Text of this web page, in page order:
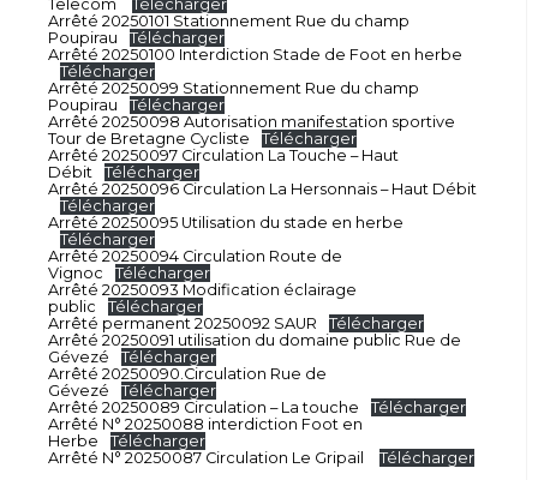
Telecom
Télécharger
Arrêté 20250101 Stationnement Rue du champ
Poupirau
Télécharger
Arrêté 20250100 Interdiction Stade de Foot en herbe
Télécharger
Arrêté 20250099 Stationnement Rue du champ
Poupirau
Télécharger
Arrêté 20250098 Autorisation manifestation sportive
Tour de Bretagne Cycliste
Télécharger
Arrêté 20250097 Circulation La Touche – Haut
Débit
Télécharger
Arrêté 20250096 Circulation La Hersonnais – Haut Débit
Télécharger
Arrêté 20250095 Utilisation du stade en herbe
Télécharger
Arrêté 20250094 Circulation Route de
Vignoc
Télécharger
Arrêté 20250093 Modification éclairage
public
Télécharger
Arrêté permanent 20250092 SAUR
Télécharger
Arrêté 20250091 utilisation du domaine public Rue de
Gévezé
Télécharger
Arrêté 20250090.Circulation Rue de
Gévezé
Télécharger
Arrêté 20250089 Circulation – La touche
Télécharger
Arrêté N° 20250088 interdiction Foot en
Herbe
Télécharger
Arrêté N° 20250087 Circulation Le Gripail
Télécharger